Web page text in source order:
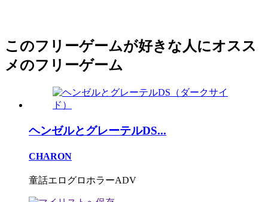
このフリーゲームが好きな人にオスス
メのフリーゲーム
ヘンゼルとグレーテルDS...
CHARON
童話エログロホラーADV